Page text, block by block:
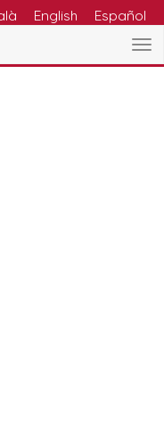
English Español